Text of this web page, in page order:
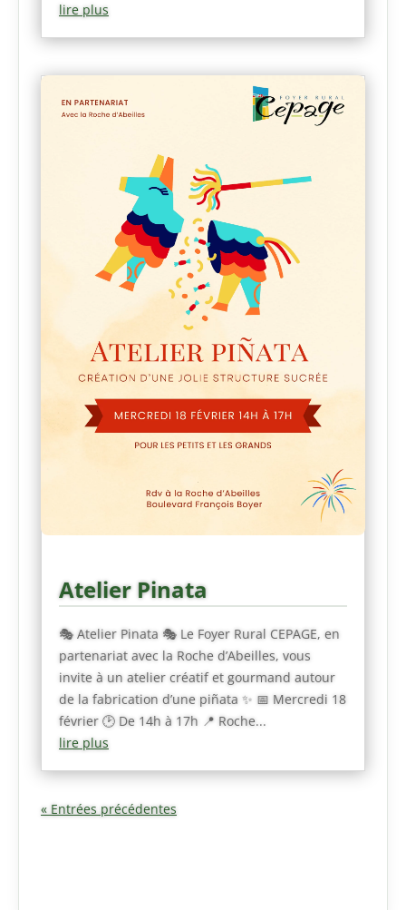
lire plus
Atelier Pinata
🎭 Atelier Pinata 🎭 Le Foyer Rural CEPAGE, en
partenariat avec la Roche d’Abeilles, vous
invite à un atelier créatif et gourmand autour
de la fabrication d’une piñata ✨ 📅 Mercredi 18
février 🕑 De 14h à 17h 📍 Roche...
lire plus
« Entrées précédentes